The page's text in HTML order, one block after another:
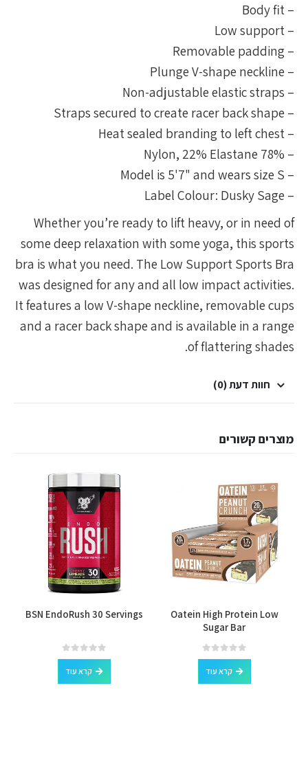
– Body fit
– Low support
– Removable padding
– Plunge V-shape neckline
– Non-adjustable elastic straps
– Straps secured to create racer back shape
– Heat sealed branding to left chest
– 78% Nylon, 22% Elastane
– Model is 5'7" and wears size S
– Label Colour: Dusky Sage
Whether you’re ready to lift heavy, or in need of
some deep relaxation with some yoga, this sports
bra is what you need. The Low Support Sports Bra
was designed for any and all low impact activities.
It features a low V-shape neckline, removable cups
and a racer back shape and is available in a range
of flattering shades.
חוות דעת (0)
מוצרים קשורים
Oatein High Protein Low
Sugar Bar
0
out of 5
קרא עוד
BSN EndoRush 30 Servings
0
out of 5
קרא עוד